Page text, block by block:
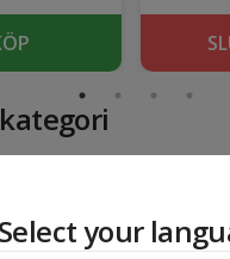
Select your